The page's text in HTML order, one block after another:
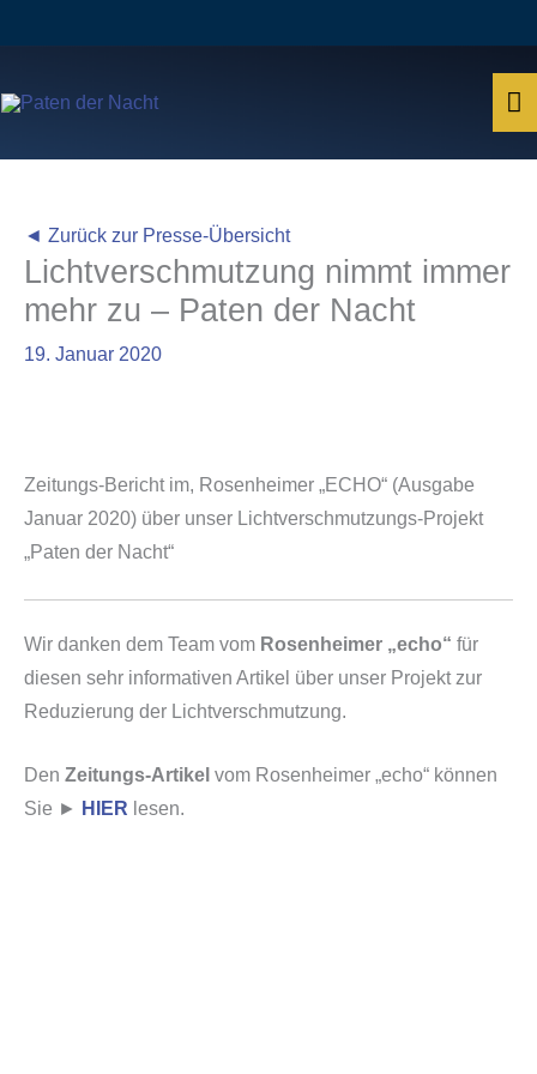
◄ Zurück zur Presse-Übersicht
Lichtverschmutzung nimmt immer
mehr zu – Paten der Nacht
19. Januar 2020
Zeitungs-Bericht im, Rosenheimer „ECHO“ (Ausgabe
Januar 2020) über unser Lichtverschmutzungs-Projekt
„Paten der Nacht“
Wir danken dem Team vom Rosenheimer „echo“ für
diesen sehr informativen Artikel über unser Projekt zur
Reduzierung der Lichtverschmutzung.
Den Zeitungs-Artikel vom Rosenheimer „echo“ können
Sie ►
HIER lesen.